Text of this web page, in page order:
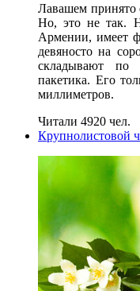
Лавашем принято
Но, это не так.
Армении, имеет
девяносто на
складывают
пакетика. Его
миллиметров.
Читали 4920 чел.
Крупнолистовой